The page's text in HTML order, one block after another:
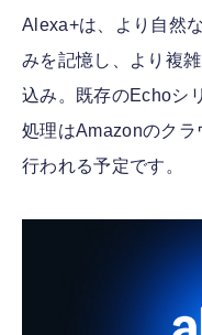
Alexa+は、より自然
みを記憶し、より複
込み。既存のEchoシ
処理はAmazonのク
行われる予定です。